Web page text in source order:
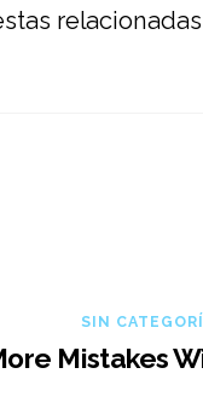
SIN
Mistakes